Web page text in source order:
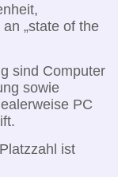
„state of the
sind Computer
sowie
PC
ist